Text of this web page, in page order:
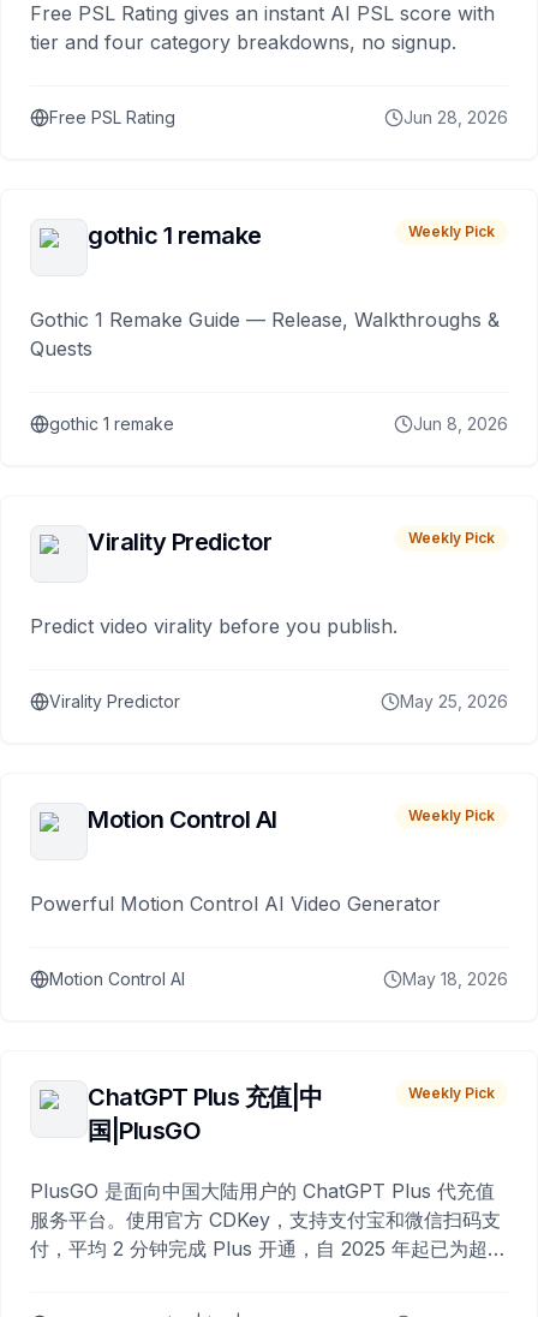
Free PSL Rating gives an instant AI PSL score with
tier and four category breakdowns, no signup.
Free PSL Rating Jun 28, 2026
gothic 1 remake Weekly Pick
Gothic 1 Remake Guide — Release, Walkthroughs &
Quests
gothic 1 remake Jun 8, 2026
Virality Predictor Weekly Pick
Predict video virality before you publish.
Virality Predictor May 25, 2026
Motion Control AI Weekly Pick
Powerful Motion Control AI Video Generator
Motion Control AI May 18, 2026
ChatGPT Plus 充值|中
国|PlusGO
Weekly Pick
PlusGO 是面向中国大陆用户的 ChatGPT Plus 代充值
服务平台。使用官方 CDKey，支持支付宝和微信扫码支
付，平均 2 分钟完成 Plus 开通，自 2025 年起已为超过